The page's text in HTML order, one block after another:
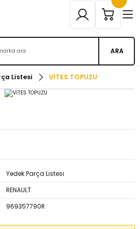
ARA
Listesi VİTES TOPUZU
Yedek Parça Listesi
RENAULT
969357790R